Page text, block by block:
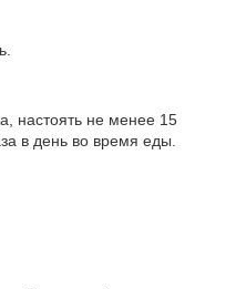
настоять не менее 15
в день во время еды.